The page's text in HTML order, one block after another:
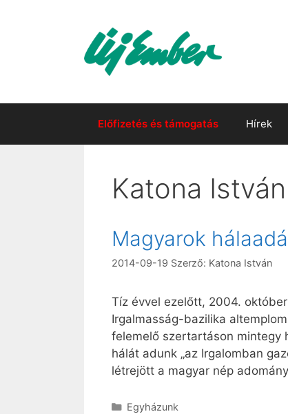
Előfizetés és támogatás Hírek
Katona István
Magyarok
2014-09-19 Szerző: Katona István
Tíz évvel ezelőtt, 2004.
Irgalmasság-bazilika
felemelő szertartáson mintegy
hálát adunk „az Irgalomban
létrejött a magyar nép
Kategória
Egyházunk